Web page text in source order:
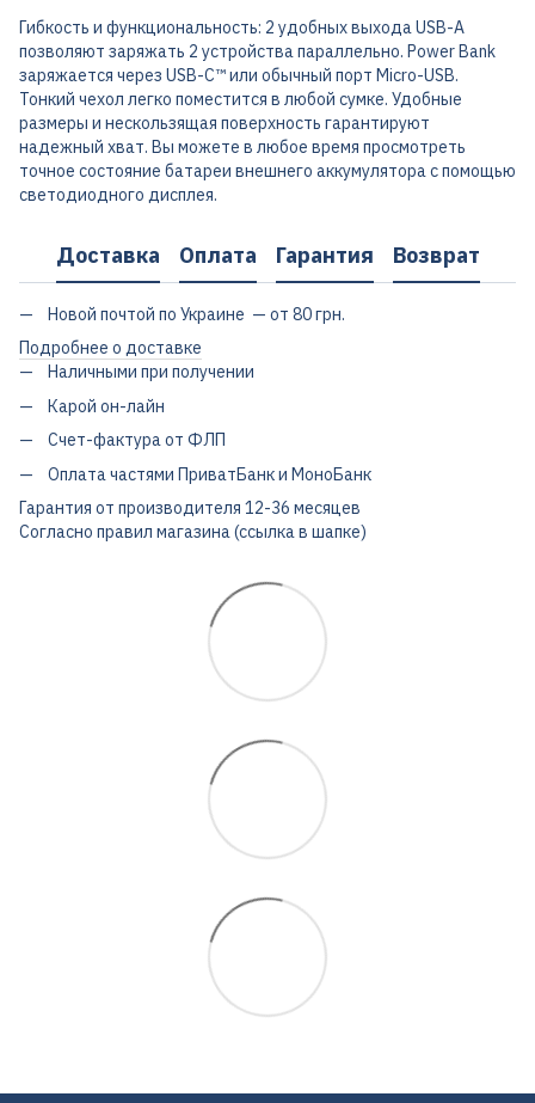
Гибкость и функциональность: 2 удобных выхода USB-A
позволяют заряжать 2 устройства параллельно. Power Bank
заряжается через USB-C™ или обычный порт Micro-USB.
Тонкий чехол легко поместится в любой сумке. Удобные
размеры и нескользящая поверхность гарантируют
надежный хват. Вы можете в любое время просмотреть
точное состояние батареи внешнего аккумулятора с помощью
светодиодного дисплея.
Доставка Оплата Гарантия Возврат
Новой почтой по Украине — от 80 грн.
Подробнее о доставке
Наличными при получении
Карой он-лайн
Счет-фактура от ФЛП
Оплата частями ПриватБанк и МоноБанк
Гарантия от производителя 12-36 месяцев
Согласно правил магазина (ссылка в шапке)